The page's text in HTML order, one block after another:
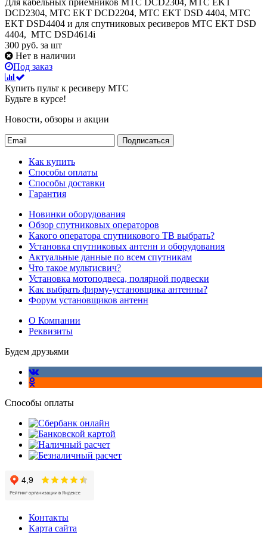
Для кабельных приёмников МТС DCD2304, МТС EKT
DCD2304, МТС EKT DCD2204, МТС EKT DSD 4404, МТС
EKT DSD4404 и для спутниковых ресиверов MTC EKT DSD
4404, MTC DSD4614i
300 руб. за шт
Нет в наличии
Под заказ
Купить пульт к ресиверу МТС
Будьте в курсе!
Новости, обзоры и акции
Подписаться
Как купить
Способы оплаты
Способы доставки
Гарантия
Новинки оборудования
Обзор спутниковых операторов
Какого оператора спутникового ТВ выбрать?
Установка спутниковых антенн и оборудования
Актуальные данные по всем спутникам
Что такое мультисвич?
Установка мотоподвеса, полярной подвески
Как выбрать фирму-установщика антенны?
Форум установщиков антенн
О Компании
Реквизиты
Будем друзьями
Способы оплаты
Контакты
Карта сайта